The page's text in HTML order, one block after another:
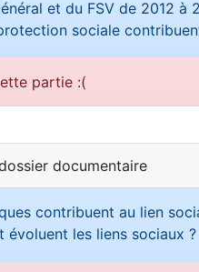
et du FSV de 2012 à
sociale
partie :(
documentaire
contribuent au lien
évoluent les liens sociaux ?